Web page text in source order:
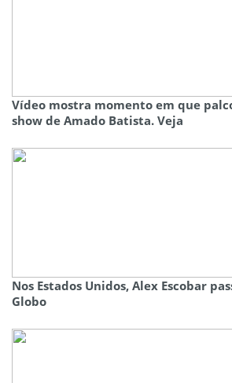
Vídeo mostra momento em que
show de Amado Batista. Veja
Nos Estados Unidos, Alex Escobar
Globo